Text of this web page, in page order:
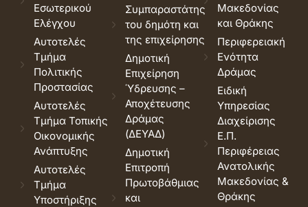
Εσωτερικού
Ελέγχου
Αυτοτελές
Τμήμα
Πολιτικής
Προστασίας
Αυτοτελές
Τμήμα Τοπικής
Οικονομικής
Ανάπτυξης
Αυτοτελές
Τμήμα
Υποστήριξης
Συμπαραστάτης
του δημότη και
της επιχείρησης
Δημοτική
Επιχείρηση
Ύδρευσης –
Αποχέτευσης
Δράμας
(ΔΕΥΑΔ)
Δημοτική
Επιτροπή
Πρωτοβάθμιας
και
Μακεδονίας
και Θράκης
Περιφερειακή
Ενότητα
Δράμας
Ειδική
Υπηρεσίας
Διαχείρισης
Ε.Π.
Περιφέρειας
Ανατολικής
Μακεδονίας &
Θράκης